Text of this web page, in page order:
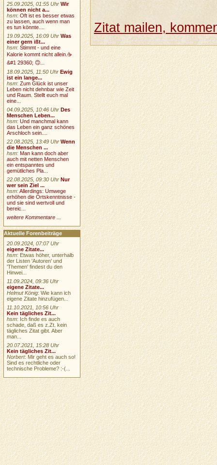
Zitat mailen,
25.09.2025, 01:55 Uhr Wir
können nicht a...
hsm:Oft ist es besser etwas
zu lassen, auch wenn man
es tun könnte....
19.09.2025, 16:09 Uhr Was
einer gern ißt...
hsm:Stimmt - und eine
Kalorie kommt nicht allein.☕
&#1 29360; 🙃...
18.09.2025, 11:50 Uhr Ewig
ist ein lange...
hsm:Zum Glück ist unser
Leben nicht dehnbar wie Zeit
und Raum. Stellt euch mal
eine...
04.09.2025, 10:46 Uhr Des
Menschen Leben...
hsm:Und manchmal kann
das Leben ein ganz schönes
Arschloch sein....
22.08.2025, 13:49 Uhr Wenn
die Menschen ...
hsm:Man kann doch aber
auch mit netten Menschen
ein entspanntes und
gemütliches Pla...
22.08.2025, 09:30 Uhr Nur
wer sein Ziel ...
hsm:Allerdings: Umwege
erhöhen die Ortskenntnisse -
und sie sind wertvoll und
bereic...
weitere Kommentare ...
Aktuelle Forenbeiträge
20.09.2024, 07:07 Uhr
eigene Zitate...
hsm: Etwas höher, unterhalb
der Listen 'Autoren' und
'Themen' findest du den
Hinwei...
11.09.2024, 09:36 Uhr
eigene Zitate...
Helmut König: Wie kann ich
eigene Zitate hinzufügen...
11.10.2021, 10:56 Uhr
Kein tägliches Zit...
hsm: Ich finde es auch
schade, daß es z.Zt. kein
tägliches Zitat gibt. Aber
man...
20.07.2021, 15:28 Uhr
Kein tägliches Zit...
Norbert: Mir geht es auch so!
Sind es rechtliche oder
technische Probleme? :-(...